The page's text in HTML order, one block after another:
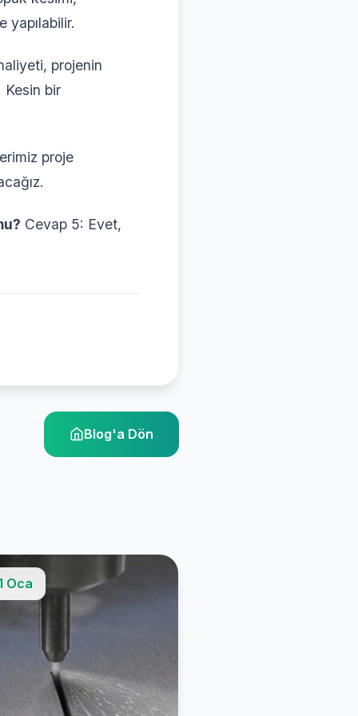
projenin
Kesin bir
proje
Cevap 5: Evet,
Blog'a Dön
Oca